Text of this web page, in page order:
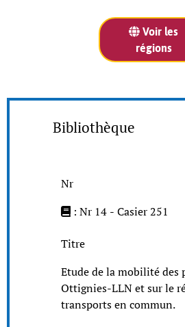
Voir les
régions
Bibliothèque
Nr
: Nr 14 - Casier 251
Titre
Etude de la mobilité des
Ottignies-LLN et sur le
transports en commun.